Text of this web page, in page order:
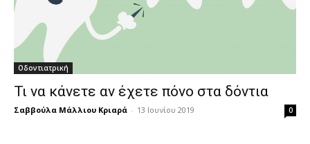
Οδοντιατρική
Τι να κάνετε αν έχετε πόνο στα δόντια
Σαββούλα Μάλλιου Κριαρά - 13 Ιουνίου 2019 0